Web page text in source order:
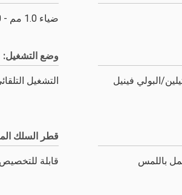
ضياء 1.0 مم - 6.0 مم
البولي فينيل
وضع التشغيل:
التشغيل
قطر السلك
قابلة للتخصيص